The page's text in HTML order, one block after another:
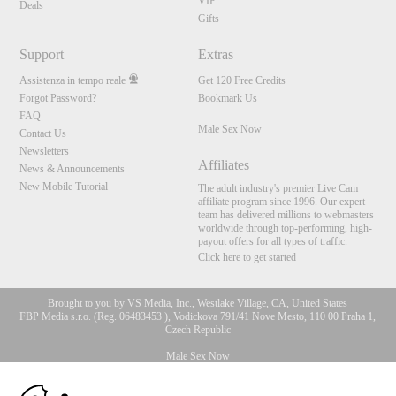
Deals
Gifts
Support
Assistenza in tempo reale
Forgot Password?
FAQ
Contact Us
Newsletters
News & Announcements
New Mobile Tutorial
Extras
Get 120 Free Credits
Bookmark Us
Male Sex Now
Affiliates
The adult industry's premier Live Cam
affiliate program since 1996. Our expert
team has delivered millions to webmasters
worldwide through top-performing, high-
payout offers for all types of traffic.
Click here to get started
Brought to you by VS Media, Inc., Westlake Village, CA, United States
FBP Media s.r.o. (Reg. 06483453 ), Vodickova 791/41 Nove Mesto, 110 00 Praha 1,
Czech Republic
Male Sex Now
All persons depicted herein were at least 18 years of age at the time of photography:
10:00